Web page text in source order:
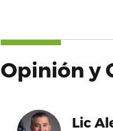
Opinión y
Lic